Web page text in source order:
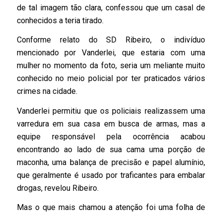
de tal imagem tão clara, confessou que um casal de
conhecidos a teria tirado.
Conforme relato do SD Ribeiro, o indivíduo
mencionado por Vanderlei, que estaria com uma
mulher no momento da foto, seria um meliante muito
conhecido no meio policial por ter praticados vários
crimes na cidade.
Vanderlei permitiu que os policiais realizassem uma
varredura em sua casa em busca de armas, mas a
equipe responsável pela ocorrência acabou
encontrando ao lado de sua cama uma porção de
maconha, uma balança de precisão e papel alumínio,
que geralmente é usado por traficantes para embalar
drogas, revelou Ribeiro.
Mas o que mais chamou a atenção foi uma folha de